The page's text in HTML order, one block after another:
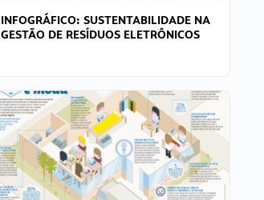
INFOGRÁFICO: SUSTENTABILIDADE NA
GESTÃO DE RESÍDUOS ELETRÔNICOS